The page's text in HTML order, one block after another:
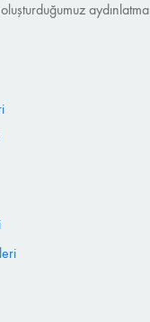
aydınlatma